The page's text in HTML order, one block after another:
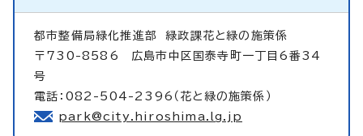
都市整備局緑化推進部緑政課花と緑の施策係
〒730-8586 広島市中区国泰寺町一丁目6番34
号
電話：082-504-2396（花と緑の施策係）
park@city.hiroshima.lg.jp